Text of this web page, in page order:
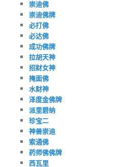
崇迪佛
崇迪佛牌
必打佛
必达佛
成功佛牌
拉胡天神
招财女神
掩面佛
水财神
泽度金佛牌
派里碧纳
珍宝二
神兽崇迪
索通佛
药师佛佛牌
西瓦里